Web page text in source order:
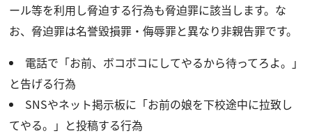
ール等を利用し脅迫する行為も脅迫罪に該当します。な
お、脅迫罪は名誉毀損罪・侮辱罪と異なり非親告罪です。
電話で「お前、ボコボコにしてやるから待ってろよ。」
と告げる行為
SNSやネット掲示板に「お前の娘を下校途中に拉致し
てやる。」と投稿する行為